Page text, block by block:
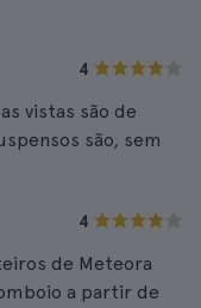
4
vistas são de
são, sem
4
de Meteora
a partir de